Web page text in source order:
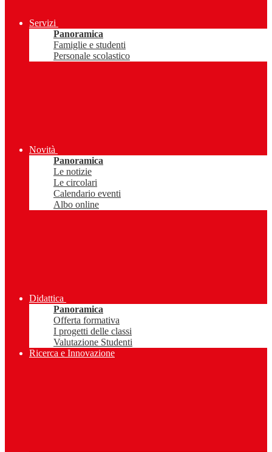
Servizi
Panoramica
Famiglie e studenti
Personale scolastico
Novità
Panoramica
Le notizie
Le circolari
Calendario eventi
Albo online
Didattica
Panoramica
Offerta formativa
I progetti delle classi
Valutazione Studenti
Ricerca e Innovazione